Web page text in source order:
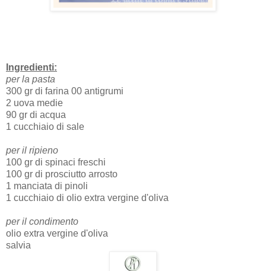
Ingredienti:
per la pasta
300 gr di farina 00 antigrumi
2 uova medie
90 gr di acqua
1 cucchiaio di sale
per il ripieno
100 gr di spinaci freschi
100 gr di prosciutto arrosto
1 manciata di pinoli
1 cucchiaio di olio extra vergine d'oliva
per il condimento
olio extra vergine d'oliva
salvia